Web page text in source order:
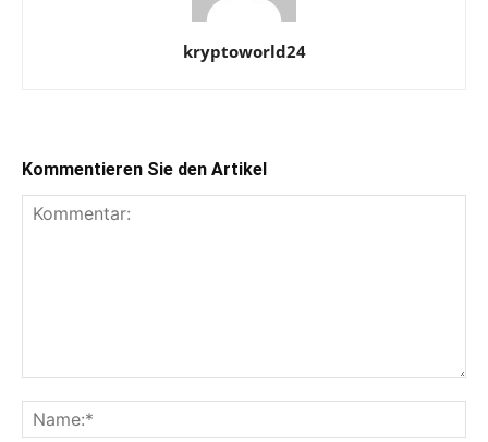
kryptoworld24
Kommentieren Sie den Artikel